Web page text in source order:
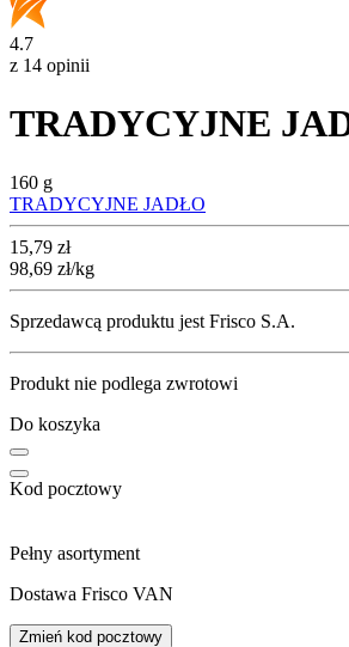
4.7
z 14 opinii
TRADYCYJNE
160 g
TRADYCYJNE JADŁO
Cena
15,79 zł
98,69 zł/kg
Sprzedawcą produktu jest Frisco S.A.
Produkt nie podlega zwrotowi
Do koszyka
Kod pocztowy
Pełny asortyment
Dostawa Frisco VAN
Zmień kod pocztowy